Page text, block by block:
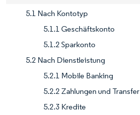
5.1 Nach Kontotyp
5.1.1 Geschäftskonto
5.1.2 Sparkonto
5.2 Nach Dienstleistung
5.2.1 Mobile Banking
5.2.2 Zahlungen und Transfer
5.2.3 Kredite